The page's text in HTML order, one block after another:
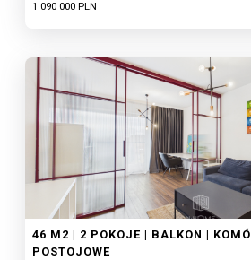
1 090 000 PLN
46 M2 | 2 POKOJE | BALKON |
POSTOJOWE